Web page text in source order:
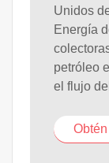
Unidos
Energía
petróleo
el flujo